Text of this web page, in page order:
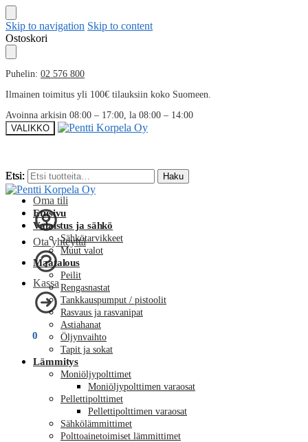
Skip to navigation Skip to content
Ostoskori
Puhelin: 02 576 800
Ilmainen toimitus yli 100€ tilauksiin koko Suomeen.
Avoinna arkisin 08:00 – 17:00, la 08:00 – 14:00
VALIKKO
Etsi: Haku
Oma tili
Ota yhteyttä
Kassa
0
Etsi: Haku
Etusivu
Valaistus ja sähkö
Sähkötarvikkeet
Muut valot
Maatalous
Peilit
Rengasnastat
Tankkauspumput / pistoolit
Rasvaus ja rasvanipat
Astiahanat
Öljynvaihto
Tapit ja sokat
Lämmitys
Moniöljypolttimet
Moniöljypolttimen varaosat
Pellettipolttimet
Pellettipolttimen varaosat
Sähkölämmittimet
Polttoainetoimiset lämmittimet